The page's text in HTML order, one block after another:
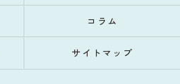
コラム
サイトマップ